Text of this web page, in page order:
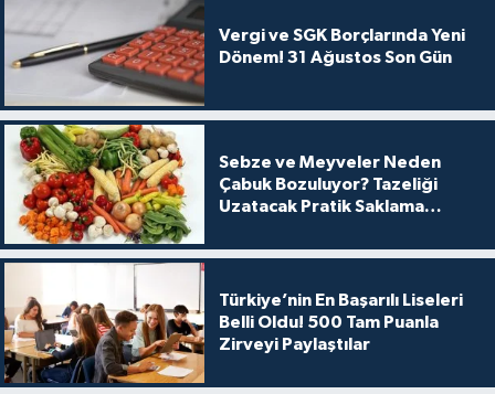
Vergi ve SGK Borçlarında Yeni
Dönem! 31 Ağustos Son Gün
Sebze ve Meyveler Neden
Çabuk Bozuluyor? Tazeliği
Uzatacak Pratik Saklama
Türkiye’nin En Başarılı Liseleri
Belli Oldu! 500 Tam Puanla
Zirveyi Paylaştılar